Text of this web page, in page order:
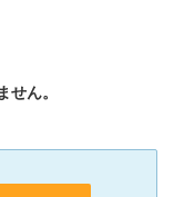
せん。